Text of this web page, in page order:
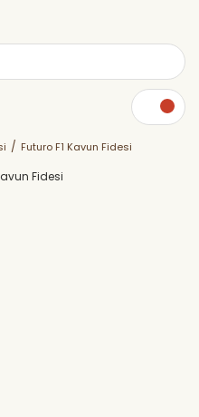
Futuro F1 Kavun Fidesi